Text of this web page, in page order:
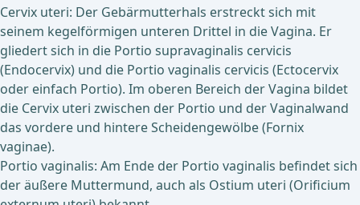
Cervix uteri: Der Gebärmutterhals erstreckt sich mit
seinem kegelförmigen unteren Drittel in die Vagina. Er
gliedert sich in die Portio supravaginalis cervicis
(Endocervix) und die Portio vaginalis cervicis (Ectocervix
oder einfach Portio). Im oberen Bereich der Vagina bildet
die Cervix uteri zwischen der Portio und der Vaginalwand
das vordere und hintere Scheidengewölbe (Fornix
vaginae).
Portio vaginalis: Am Ende der Portio vaginalis befindet sich
der äußere Muttermund, auch als Ostium uteri (Orificium